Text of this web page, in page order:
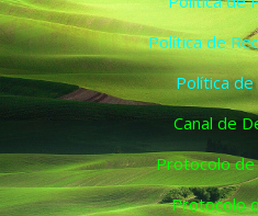
Política de
Política de
Canal de
Protocolo de
Protocolo